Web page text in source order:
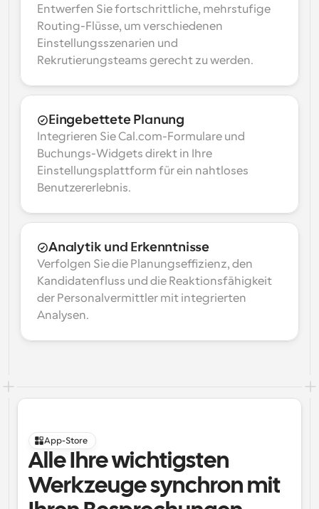
Entwerfen Sie fortschrittliche, mehrstufige
Routing-Flüsse, um verschiedenen
Einstellungsszenarien und
Rekrutierungsteams gerecht zu werden.
Eingebettete Planung
Integrieren Sie Cal.com-Formulare und
Buchungs-Widgets direkt in Ihre
Einstellungsplattform für ein nahtloses
Benutzererlebnis.
Analytik und Erkenntnisse
Verfolgen Sie die Planungseffizienz, den
Kandidatenfluss und die Reaktionsfähigkeit
der Personalvermittler mit integrierten
Analysen.
App-Store
Alle Ihre wichtigsten
Werkzeuge synchron mit